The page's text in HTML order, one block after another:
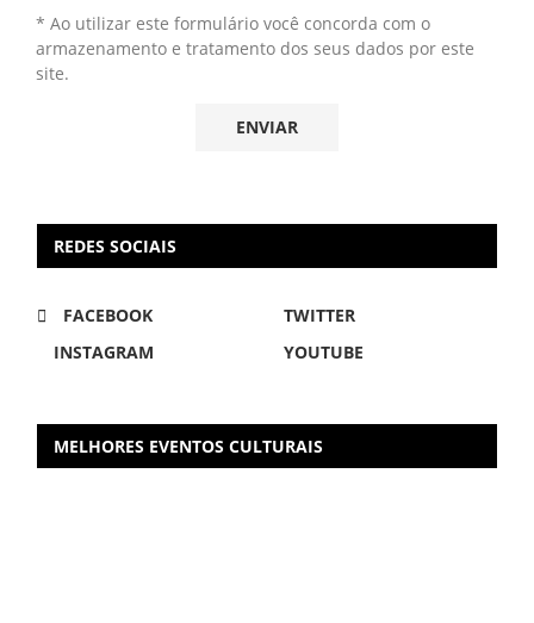
* Ao utilizar este formulário você concorda com o
armazenamento e tratamento dos seus dados por este
site.
REDES SOCIAIS
FACEBOOK
TWITTER
INSTAGRAM
YOUTUBE
MELHORES EVENTOS CULTURAIS